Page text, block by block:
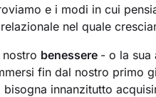
e i modi in cui
nel quale
benessere - o la sua
fin dal nostro primo
innanzitutto